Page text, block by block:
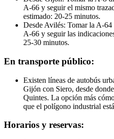
A-66 y seguir el mismo
estimado: 20-25 minutos.
Desde Avilés: Tomar la A-
A-66 y seguir las
25-30 minutos.
En transporte público:
Existen líneas de autobús
Gijón con Siero, desde
Quintes. La opción más
que el polígono industrial
Horarios y reservas: